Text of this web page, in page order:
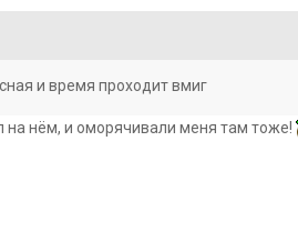
и время проходит вмиг
нём, и оморячивали меня там тоже!